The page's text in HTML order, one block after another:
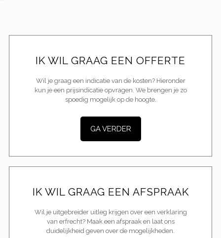
IK WIL GRAAG EEN OFFERTE
Wil je graag een indicatie van de kosten? Hieronder
kun je een prijsindicatie opvragen. We brengen je zo
spoedig mogelijk op de hoogte.
GA VERDER
IK WIL GRAAG EEN AFSPRAAK
Wil je uitgebreider uitleg krijgen over een verklaring
van erfrecht? Maak een afspraak en laat ons
duidelijkheid geven over de mogelijkheden.